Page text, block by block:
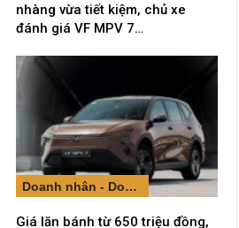
nhàng vừa tiết kiệm, chủ xe
đánh giá VF MPV 7…
Doanh nhân - Doanh nghiệp
Giá lăn bánh từ 650 triệu đồng,